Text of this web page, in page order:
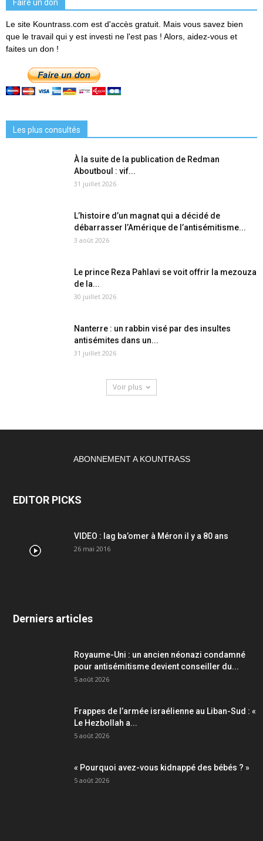
Faire un don
Le site Kountrass.com est d'accès gratuit. Mais vous savez bien
que le travail qui y est investi ne l'est pas ! Alors, aidez-vous et
faites un don !
Les plus consultés
À la suite de la publication de Redman
Aboutboul : vif...
31 juillet 2026
L’histoire d’un magnat qui a décidé de
débarrasser l’Amérique de l’antisémitisme...
3 août 2026
Le prince Reza Pahlavi se voit offrir la mezouza
de la...
30 juillet 2026
Nanterre : un rabbin visé par des insultes
antisémites dans un...
31 juillet 2026
Voir plus
ABONNEMENT A KOUNTRASS
EDITOR PICKS
VIDEO : lag ba’omer à Méron il y a 80 ans
26 mai 2016
Derniers articles
Royaume-Uni : un ancien néonazi condamné
pour antisémitisme devient conseiller du...
5 août 2026
Frappes de l’armée israélienne au Liban-Sud : «
Le Hezbollah a...
5 août 2026
« Pourquoi avez-vous kidnappé des bébés ? »
5 août 2026